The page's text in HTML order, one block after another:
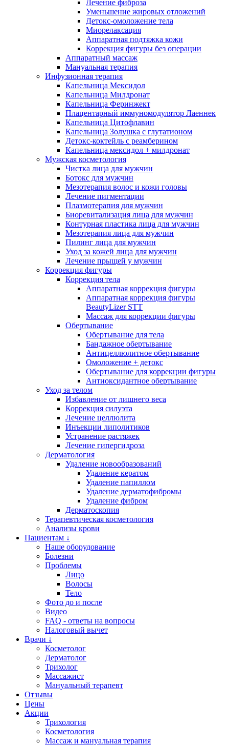
Лечение фиброза
Уменьшение жировых отложений
Детокс-омоложение тела
Миорелаксация
Аппаратная подтяжка кожи
Коррекция фигуры без операции
Аппаратный массаж
Мануальная терапия
Инфузионная терапия
Капельница Мексидол
Капельница Милдронат
Капельница Феринжект
Плацентарный иммуномодулятор Лаеннек
Капельница Цитофлавин
Капельница Золушка с глутатионом
Детокс-коктейль с реамберином
Капельница мексидол + милдронат
Мужская косметология
Чистка лица для мужчин
Ботокс для мужчин
Мезотерапия волос и кожи головы
Лечение пигментации
Плазмотерапия для мужчин
Биоревитализация лица для мужчин
Контурная пластика лица для мужчин
Мезотерапия лица для мужчин
Пилинг лица для мужчин
Уход за кожей лица для мужчин
Лечение прыщей у мужчин
Коррекция фигуры
Коррекция тела
Аппаратная коррекция фигуры
Аппаратная коррекция фигуры
BeautyLizer STT
Массаж для коррекции фигуры
Обертывание
Обертывание для тела
Бандажное обертывание
Антицеллюлитное обертывание
Омоложение + детокс
Обертывание для коррекции фигуры
Антиоксидантное обертывание
Уход за телом
Избавление от лишнего веса
Коррекция силуэта
Лечение целлюлита
Инъекции липолитиков
Устранение растяжек
Лечение гипергидроза
Дерматология
Удаление новообразований
Удаление кератом
Удаление папиллом
Удаление дерматофибромы
Удаление фибром
Дерматоскопия
Терапевтическая косметология
Анализы крови
Пациентам ↓
Наше оборудование
Болезни
Проблемы
Лицо
Волосы
Тело
Фото до и после
Видео
FAQ - ответы на вопросы
Налоговый вычет
Врачи ↓
Косметолог
Дерматолог
Трихолог
Массажист
Мануальный терапевт
Отзывы
Цены
Акции
Трихология
Косметология
Массаж и мануальная терапия